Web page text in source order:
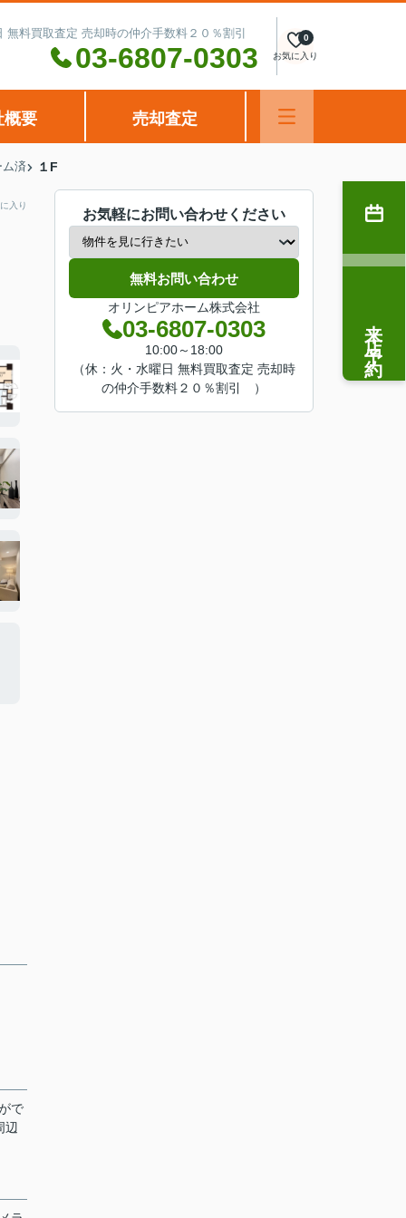
料買取査定 売却時の仲介手数料２０％割引
03-6807-0303 お気に入り
0
概要 売却査定
済 １F
入り
で
辺
お気軽にお問い合わせください
無料お問い合わせ
オリンピアホーム株式会社
03-6807-0303
10:00～18:00
（休：火・水曜日 無料買取査定 売却時
の仲介手数料２０％割引 ）
来店予約